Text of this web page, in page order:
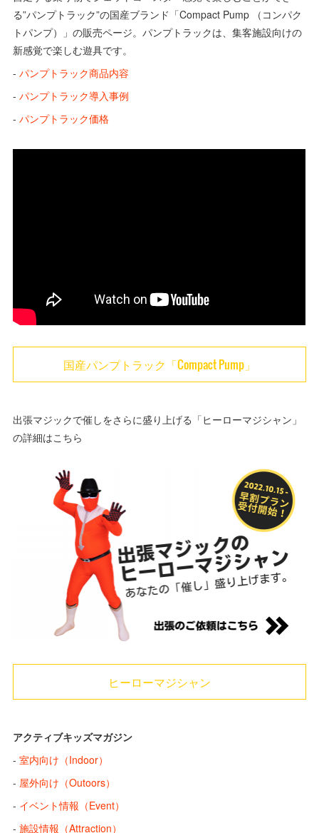
る”パンプトラック”の国産ブランド「Compact Pump （コンパク
トパンプ）」の販売ページ。パンプトラックは、集客施設向けの
新感覚で楽しむ遊具です。
-パンプトラック商品内容
-パンプトラック導入事例
-パンプトラック価格
国産パンプトラック「Compact Pump」
出張マジックで催しをさらに盛り上げる「ヒーローマジシャン」
の詳細はこちら
ヒーローマジシャン
アクティブキッズマガジン
-室内向け（Indoor）
- 屋外向け（Outoors）
- イベント情報（Event）
-施設情報（Attraction）